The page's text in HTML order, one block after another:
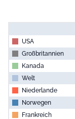
USA
Großbritannien
Kanada
Welt
Niederlande
Norwegen
Frankreich